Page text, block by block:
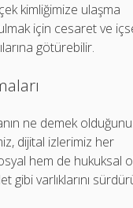
kimliğimize ulaşma
için cesaret ve
götürebilir.
ne demek olduğunu.
dijital izlerimiz her
hem de hukuksal
varlıklarını